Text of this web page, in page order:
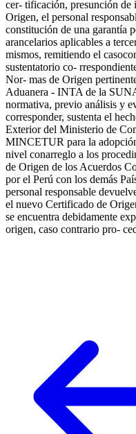
cer- tificación, presunción de
Origen, el personal
constitución de una garantía
arancelarios aplicables a
mismos, remitiendo el
sustentatorio co-
Nor- mas de Origen
Aduanera - INTA de la
normativa, previo análisis y
corresponder, sustenta el
Exterior del Ministerio de
MINCETUR para la
nivel conarreglo a los
de Origen de los Acuerdos
por el Perú con los demás
personal responsable
el nuevo Certificado de
se encuentra debidamente
origen, caso contrario pro-